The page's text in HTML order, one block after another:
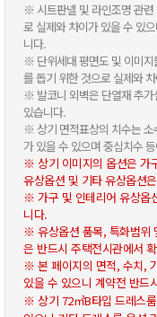
※ 시트판넬 및 라인조명 관련
로 실제와 차이가 있을 수 있
니다.
※ 단위세대 평면도 및 이미지
를 돕기 위한 것으로 실제와
※ 발코니 외벽은 단열재 추가
있습니다.
※ 상기 면적표상의 치수는 소
가 있을 수 있으며 중심치수
※ 상기 이미지의 옵션은 가
유상옵션 및 기타 유상옵션
※ 가구 및 인테리어 유상옵
니다.
※ 유상옵션 품목, 특화범위
은 반드시 주택전시관에서
※ 본 페이지의 면적, 수치,
있을 수 있으니 계약전 반드
※ 상기 72㎡B타입 드레스